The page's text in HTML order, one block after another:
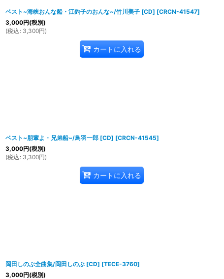
ベスト~海峡おんな船・江釣子のおんな~/竹川美子 [CD] [CRCN-41547]
3,000円(税別)
(税込 : 3,300円)
カートに入れる
ベスト~朋輩よ・兄弟船~/鳥羽一郎 [CD] [CRCN-41545]
3,000円(税別)
(税込 : 3,300円)
カートに入れる
岡田しのぶ全曲集/岡田しのぶ [CD] [TECE-3760]
3,000円(税別)